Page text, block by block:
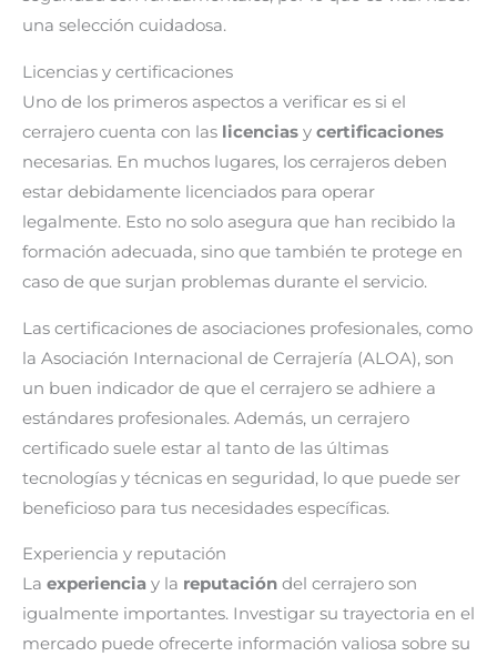
una selección cuidadosa.
Licencias y certificaciones
Uno de los primeros aspectos a verificar es si el
cerrajero cuenta con las licencias y certificaciones
necesarias. En muchos lugares, los cerrajeros deben
estar debidamente licenciados para operar
legalmente. Esto no solo asegura que han recibido la
formación adecuada, sino que también te protege en
caso de que surjan problemas durante el servicio.
Las certificaciones de asociaciones profesionales, como
la Asociación Internacional de Cerrajería (ALOA), son
un buen indicador de que el cerrajero se adhiere a
estándares profesionales. Además, un cerrajero
certificado suele estar al tanto de las últimas
tecnologías y técnicas en seguridad, lo que puede ser
beneficioso para tus necesidades específicas.
Experiencia y reputación
La experiencia y la reputación del cerrajero son
igualmente importantes. Investigar su trayectoria en el
mercado puede ofrecerte información valiosa sobre su